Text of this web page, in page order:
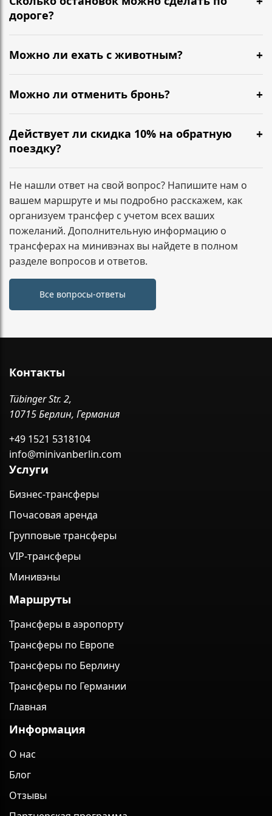
подтверждение, детали поездки и контакты
дороге?
Можно сделать короткие остановки по пути — кофе,
туалет, размяться. Обычно 1–2 разумные паузы не
дополнительным адресам, лучше указать это при
бронировании — зафиксируем маршрут заранее.
Можно ли ехать с животным?
Да, можно. Сообщите заранее, чтобы мы
подготовили салон и согласовали формат
Можно ли отменить бронь?
Да. Условия зависят от времени до подачи
минивэна. Напишите нам, и мы сразу подскажем по
вашему заказу.
Действует ли скидка 10% на обратную
поездку?
Да. При бронировании трансфера туда и обратно
скидка 10% на обратный маршрут применяется
автоматически и фиксируется в подтверждении
заказа.
Не нашли ответ на свой вопрос? Напишите нам о
вашем маршруте и мы подробно расскажем, как
организуем трансфер с учетом всех ваших
пожеланий. Дополнительную информацию о
трансферах на минивэнах вы найдете в полном
разделе вопросов и ответов.
Все вопросы-ответы
Контакты
Tübinger Str. 2,
10715 Берлин, Германия
+49 1521 5318104
info@minivanberlin.com
Услуги
Бизнес-трансферы
Почасовая аренда
Групповые трансферы
VIP-трансферы
Минивэны
Маршруты
Трансферы в аэропорту
Трансферы по Европе
Трансферы по Берлину
Трансферы по Германии
Главная
Информация
О нас
Блог
Отзывы